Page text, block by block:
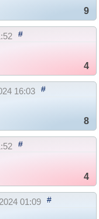
9
#
4
16:03 #
8
#
4
01:09 #